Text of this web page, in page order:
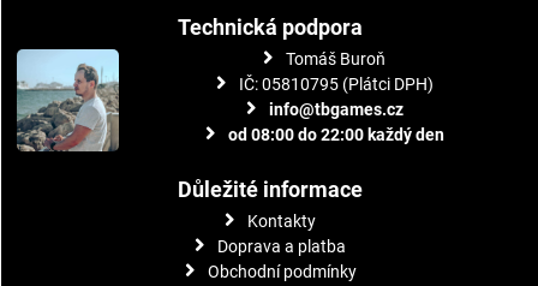
Technická podpora
Tomáš Buroň
IČ: 05810795 (Plátci DPH)
info@tbgames.cz
od 08:00 do 22:00 každý den
Důležité informace
Kontakty
Doprava a platba
Obchodní podmínky